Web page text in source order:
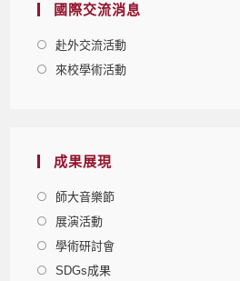
國際交流消息
赴外交流活動
來校學術活動
成果展現
師大音樂節
展演活動
學術研討會
SDGs成果